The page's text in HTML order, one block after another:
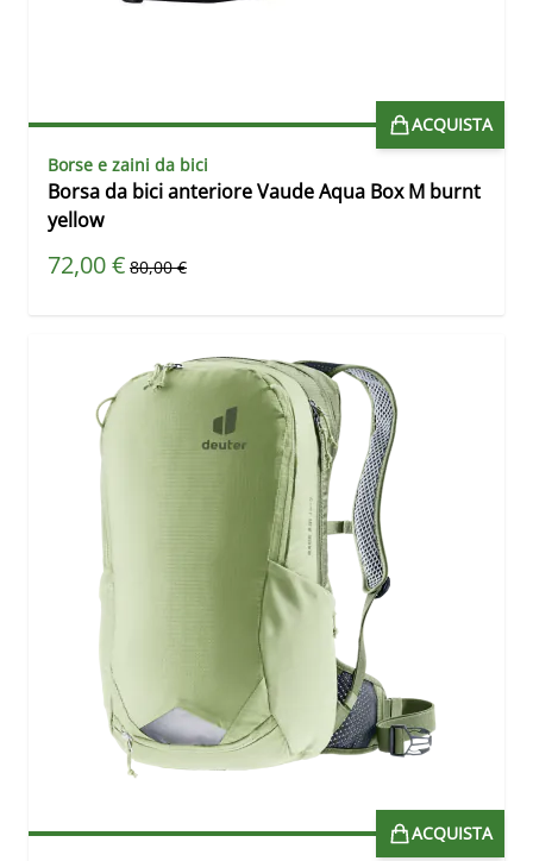
ACQUISTA
Borse e zaini da bici
Borsa da bici anteriore Vaude Aqua Box M burnt
yellow
Prezzo speciale
72,00 € Prezzo predefinito
80,00 €
ACQUISTA